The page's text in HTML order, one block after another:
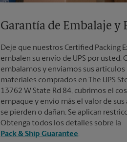
Garantía de Embalaje y
Deje que nuestros Certified Packing
embalen su envío de UPS por usted.
embalamos y enviamos sus
materiales comprados en The UPS
13762 W State Rd 84, cubrimos el
empaque y envío más el valor de sus
se pierden o dañan. Se aplican
Obtenga todos los detalles sobre la
Pack & Ship Guarantee.